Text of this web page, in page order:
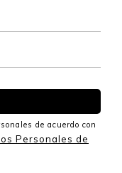
de acuerdo con
Personales de